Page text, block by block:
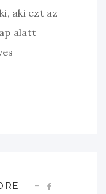
aki ezt az
alatt